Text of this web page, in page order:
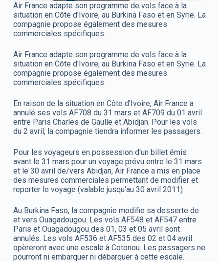
Air France adapte son programme de vols face à la
situation en Côte d'Ivoire, au Burkina Faso et en Syrie. La
compagnie propose également des mesures
commerciales spécifiques.
Air France adapte son programme de vols face à la
situation en Côte d'Ivoire, au Burkina Faso et en Syrie. La
compagnie propose également des mesures
commerciales spécifiques.
En raison de la situation en Côte d'Ivoire, Air France a
annulé ses vols AF708 du 31 mars et AF709 du 01 avril
entre Paris Charles de Gaulle et Abidjan. Pour les vols
du 2 avril, la compagnie tiendra informer les passagers.
Pour les voyageurs en possession d'un billet émis
avant le 31 mars pour un voyage prévu entre le 31 mars
et le 30 avril de/vers Abidjan, Air France a mis en place
des mesures commerciales permettant de modifier et
reporter le voyage (valable jusqu'au 30 avril 2011)
Au Burkina Faso, la compagnie modifie sa desserte de
et vers Ouagadougou. Les vols AF548 et AF547 entre
Paris et Ouagadougou des 01, 03 et 05 avril sont
annulés. Les vols AF536 et AF535 des 02 et 04 avril
opèreront avec une escale à Cotonou. Les passagers ne
pourront ni embarquer ni débarquer à cette escale.